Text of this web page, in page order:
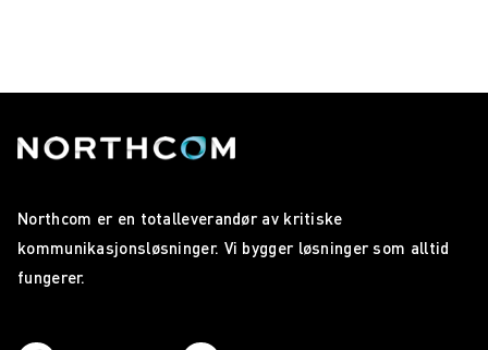
Northcom er en totalleverandør av kritiske
kommunikasjonsløsninger. Vi bygger løsninger som alltid
fungerer.